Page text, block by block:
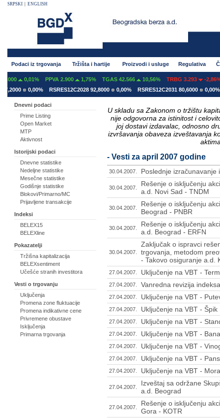
SRPSKI ENGLISH
Podaci iz trgovanja Tržišta i hartije Proizvodi i usluge Regulativa
PPVA 2.900 1,75% TGAS 42.566 10,56% TRBG 3.293
-2,86%
0,00%
RSRES12C2028 92,8000 0,00% RSRES12C2031 80,6000 0,00%
Dnevni podaci
Prime Listing
Open Market
MTP
Aktivnost
Istorijski podaci
Dnevne statistike
Nedeljne statistike
Mesečne statistike
Godišnje statistike
Blokovi/Primarno/MC
Prijavljene transakcije
Indeksi
BELEX15
BELEXline
Pokazatelji
Tržišna kapitalizacija
BELEXsentiment
Učešće stranih investitora
Vesti o trgovanju
Uključenja
Promena zone fluktuacije
Promena indikativne cene
Privremene obustave
Isključenja
Primarna trgovanja
U skladu sa Zakonom o tržištu
nije odgovorna za istinitost i
joj dostavi izdavalac, odnosno
izvršavanja obaveza izveštavanja
- Vesti za april 2007 godine
30.04.2007. Poslednje izračunavanje
30.04.2007.
Rešenje o isključenju
a.d. Novi Sad - TNDM
30.04.2007.
Rešenje o isključenju
Beograd - PNBR
30.04.2007.
Rešenje o isključenju
a.d. Beograd - ERFN
30.04.2007.
Zaključak o ispravci
trgovanja, metodom
- Takovo osiguranje a.d.
27.04.2007. Uključenje na VBT -
27.04.2007. Vanredna revizija
27.04.2007. Uključenje na VBT -
27.04.2007. Uključenje na VBT -
27.04.2007. Uključenje na VBT -
27.04.2007. Uključenje na VBT -
27.04.2007. Uključenje na VBT -
27.04.2007. Uključenje na VBT -
27.04.2007. Uključenje na VBT -
27.04.2007.
Izveštaj sa održane
a.d. Beograd
27.04.2007.
Rešenje o isključenju
Gora - KOTR